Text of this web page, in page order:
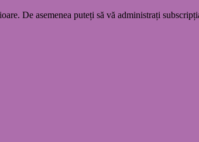
De asemenea puteți să vă administrați